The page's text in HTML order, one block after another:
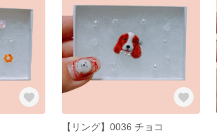
【リング】0036 チョコ